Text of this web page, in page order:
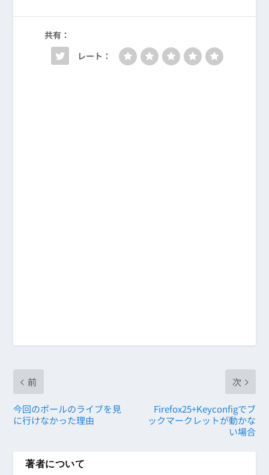
共有：
レート：
前
今回のポールのライブを見
に行けなかった理由
次
Firefox25+Keyconfigでブ
ックマークレットが動かな
い場合
著者について